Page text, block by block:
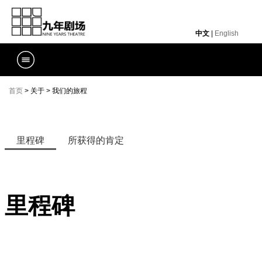
中文 English
首页 > 关于 > 我们的旅程
里程碑 所获得的肯定
里程碑